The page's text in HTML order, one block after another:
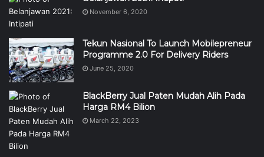
November 6, 2020
Tekun Nasional To Launch Mobilepreneur
Programme 2.0 For Delivery Riders
June 25, 2020
BlackBerry Jual Paten Mudah Alih Pada
Harga RM4 Bilion
March 22, 2023